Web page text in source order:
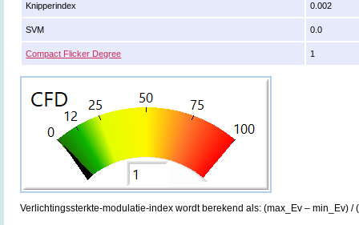
Knipperindex 0.002
SVM 0.0
Compact Flicker Degree 1
Verlichtingssterkte-modulatie-index wordt berekend als: (max_Ev – min_Ev) /